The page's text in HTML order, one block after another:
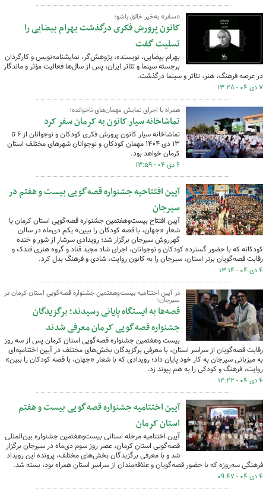
«سفر» به‌خیر خالق باشو؛
کانون پرورش فکری درگذشت بهرام بیضایی را
تسلیت گفت
بهرام بیضایی، نویسنده، پژوهش‌گر، نمایشنامه‌نویس و کارگردان
برجسته سینما و تئاتر ایران، پس از سال‌ها فعالیت مؤثر و ماندگار
در عرصه فرهنگ، هنر، تئاتر و سینما درگذشت.
۷ دی ۰۴ - ۱۳:۲۸
همراه با اجرای نمایش مهمان‌های ناخوانده؛
تماشاخانه سیار کانون به کرمان سفر کرد
تماشاخانه سیار کانون پرورش فکری کودکان و نوجوانان از ۶ تا
۱۳ دی ۱۴۰۴ مهمان کودکان و نوجوانان شهرهای مختلف استان
کرمان خواهد بود.
۶ دی ۰۴ - ۱۳:۵۹
آیین افتتاحیه جشنواره قصه‌گویی بیست و هفتم در
سیرجان
آیین افتتاح بیست‌وهفتمین جشنواره قصه‌گویی استان کرمان با
شعار «جهان، با قصه کودکان را ببین» یکم دی‌ماه در سالن
گهرروش سیرجان برگزار شد؛ رویدادی سرشار از شور و خنده
کودکانه که با حضور گسترده کودکان و نوجوانان، اجرای شاد مجید قناد و گروه هنری قندک و
رقابت قصه‌گویان برتر استان، سیرجان را به کانون روایت، شادی و فرهنگ بدل کرد.
۴ دی ۰۴ - ۱۳:۱۴
در آیین اختتامیه بیست‌وهفتمین جشنواره قصه‌گویی استان کرمان در
سیرجان؛
قصه‌ها به ایستگاه پایانی رسیدند؛ برگزیدگان
جشنواره قصه‌گویی کرمان معرفی شدند
بیست‌ وهفتمین جشنواره قصه‌گویی استان کرمان پس از سه روز
رقابت قصه‌گویان از سراسر استان، با معرفی برگزیدگان بخش‌های مختلف در آیین اختتامیه‌ای
به میزبانی سیرجان به کار خود پایان داد؛ رویدادی که با شعار «جهان، با قصه کودکان را ببین»
روایت، فرهنگ و کودکی را به هم پیوند زد.
۴ دی ۰۴ - ۱۲:۲۲
آیین اختتامیه جشنواره قصه‌گویی بیست و هفتم
استان کرمان
آیین اختتامیه مرحله استانی بیست‌وهفتمین جشنواره بین‌المللی
قصه‌گویی استان کرمان، عصر روز سوم دی‌ماه در سیرجان برگزار
شد و با معرفی برگزیدگان بخش‌های مختلف، پرونده این رویداد
فرهنگی سه‌روزه که با حضور قصه‌گویان و علاقه‌مندان از سراسر استان همراه بود، بسته شد.
۴ دی ۰۴ - ۰۹:۴۷